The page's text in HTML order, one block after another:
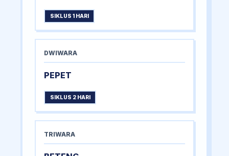
SIKLUS 1 HARI
DWIWARA
PEPET
SIKLUS 2 HARI
TRIWARA